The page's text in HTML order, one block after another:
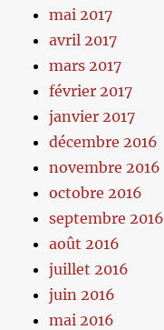
mai 2017
avril 2017
mars 2017
février 2017
janvier 2017
décembre 2016
novembre 2016
octobre 2016
septembre 2016
août 2016
juillet 2016
juin 2016
mai 2016